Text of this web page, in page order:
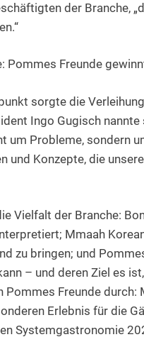
der Branche,
Pommes Freunde
sorgte die
Ingo Gugisch
um Probleme, sondern
und Konzepte, die
Vielfalt der Branche:
Mmaah
zu bringen; und
– und deren Ziel es
Pommes Freunde
Erlebnis für die
Systemgastronomie